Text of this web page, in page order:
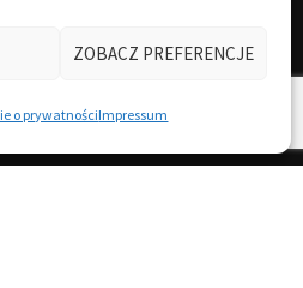
ZOBACZ PREFERENCJE
o prywatnościImpressum